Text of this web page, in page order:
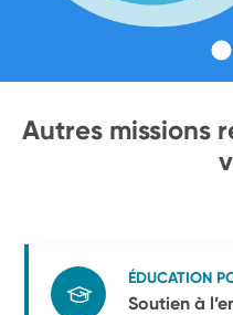
Autres missions
ÉDUCATION
Soutien à